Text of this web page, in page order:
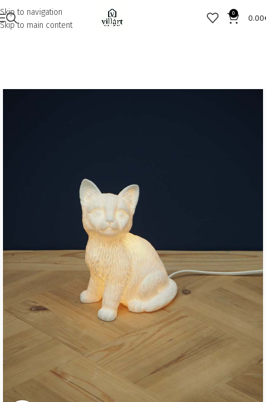
Skip to navigation
Skip to main content
0
0.00